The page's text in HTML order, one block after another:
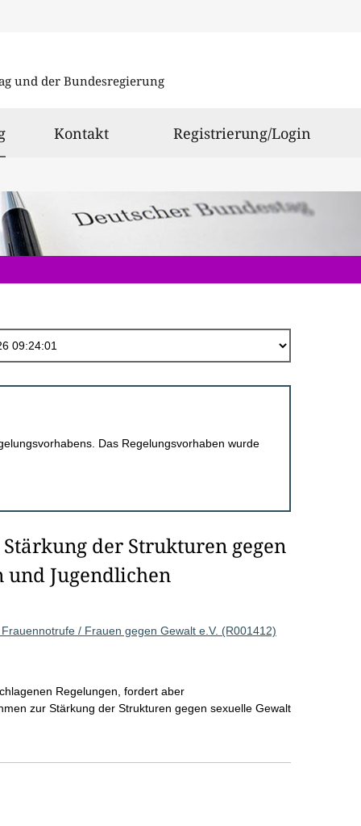
und der Bundesregierung
ausgewählt
Kontakt Registrierung/Login
Das Regelungsvorhaben wurde
der Strukturen gegen
und Jugendlichen
/ Frauen gegen Gewalt e.V. (R001412)
Regelungen, fordert aber
zur Stärkung der Strukturen gegen sexuelle Gewalt